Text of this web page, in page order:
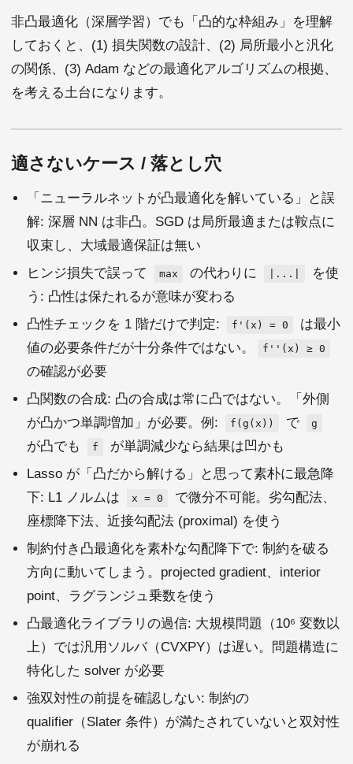
非凸最適化（深層学習）でも「凸的な枠組み」を理解
しておくと、(1) 損失関数の設計、(2) 局所最小と汎化
の関係、(3) Adam などの最適化アルゴリズムの根拠、
を考える土台になります。
適さないケース / 落とし穴
「ニューラルネットが凸最適化を解いている」と誤
解: 深層 NN は非凸。SGD は局所最適または鞍点に
収束し、大域最適保証は無い
ヒンジ損失で誤って
max の代わりに |...|
を使
う: 凸性は保たれるが意味が変わる
凸性チェックを 1 階だけで判定:
f'(x) = 0
は最小
値の必要条件だが十分条件ではない。
f''(x) ≥ 0
の確認が必要
凸関数の合成: 凸の合成は常に凸ではない。「外側
が凸かつ単調増加」が必要。例:
f(g(x)) で g
が凸でも f
が単調減少なら結果は凹かも
Lasso が「凸だから解ける」と思って素朴に最急降
下: L1 ノルムは
x = 0
で微分不可能。劣勾配法、
座標降下法、近接勾配法 (proximal) を使う
制約付き凸最適化を素朴な勾配降下で: 制約を破る
方向に動いてしまう。projected gradient、interior
point、ラグランジュ乗数を使う
凸最適化ライブラリの過信: 大規模問題（10⁶ 変数以
上）では汎用ソルバ（CVXPY）は遅い。問題構造に
特化した solver が必要
強双対性の前提を確認しない: 制約の
qualifier（Slater 条件）が満たされていないと双対性
が崩れる